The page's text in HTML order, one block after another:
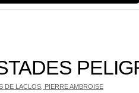
DE LACLOS, PIERRE AMBROISE